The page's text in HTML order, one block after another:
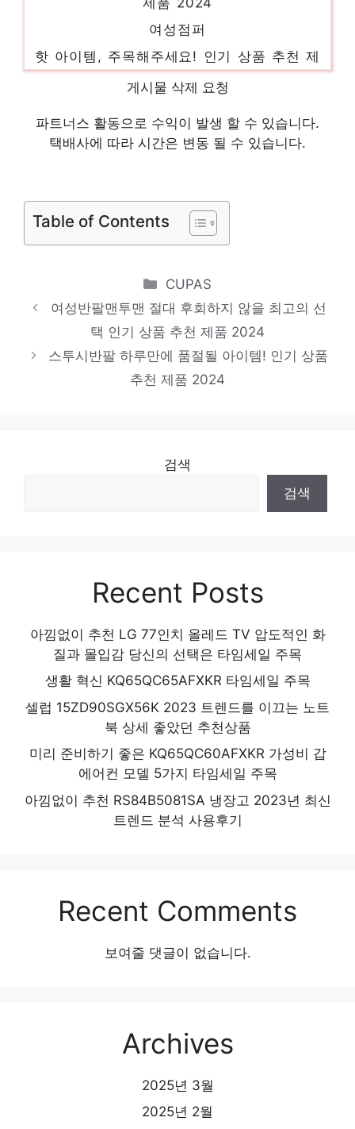
여성점퍼
품 2024
헤지스레이디스
당신만을 위한 특별한 세트 인기 상품 추천
제품 2024
일상에 반짝임을 추가하세요 인기 상품 추천
제품 2024
놓칠 수 없는 이번 특가! 인기 상품 추천 제품
2024
반팔원피스
지금 바로 가져가세요! 인기 상품 추천 제품
게시물 삭제 요청
파트너스 활동으로 수익이 발생 할 수 있습니다.
택배사에 따라 시간은 변동 될 수 있습니다.
Table of Contents
Categories
CUPAS
여성반팔맨투맨 절대 후회하지 않을 최고의 선
택 인기 상품 추천 제품 2024
스투시반팔 하루만에 품절될 아이템! 인기 상품
추천 제품 2024
검색
검색
Recent Posts
아낌없이 추천 LG 77인치 올레드 TV 압도적인 화
질과 몰입감 당신의 선택은 타임세일 주목
생활 혁신 KQ65QC65AFXKR 타임세일 주목
셀럽 15ZD90SGX56K 2023 트렌드를 이끄는 노트
북 상세 좋았던 추천상품
미리 준비하기 좋은 KQ65QC60AFXKR 가성비 갑
에어컨 모델 5가지 타임세일 주목
아낌없이 추천 RS84B5081SA 냉장고 2023년 최신
트렌드 분석 사용후기
Recent Comments
보여줄 댓글이 없습니다.
Archives
2025년 3월
2025년 2월